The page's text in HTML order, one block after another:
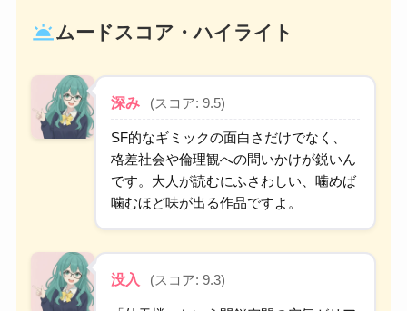
wb_twilight ムードスコア・ハイライト
深み (スコア: 9.5)
SF的なギミックの面白さだけでなく、
格差社会や倫理観への問いかけが鋭いん
です。大人が読むにふさわしい、噛めば
噛むほど味が出る作品ですよ。
没入 (スコア: 9.3)